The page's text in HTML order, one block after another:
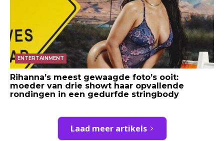
ENTERTAINMENT
Rihanna’s meest gewaagde foto’s ooit:
moeder van drie showt haar opvallende
rondingen in een gedurfde stringbody
Laad meer artikels